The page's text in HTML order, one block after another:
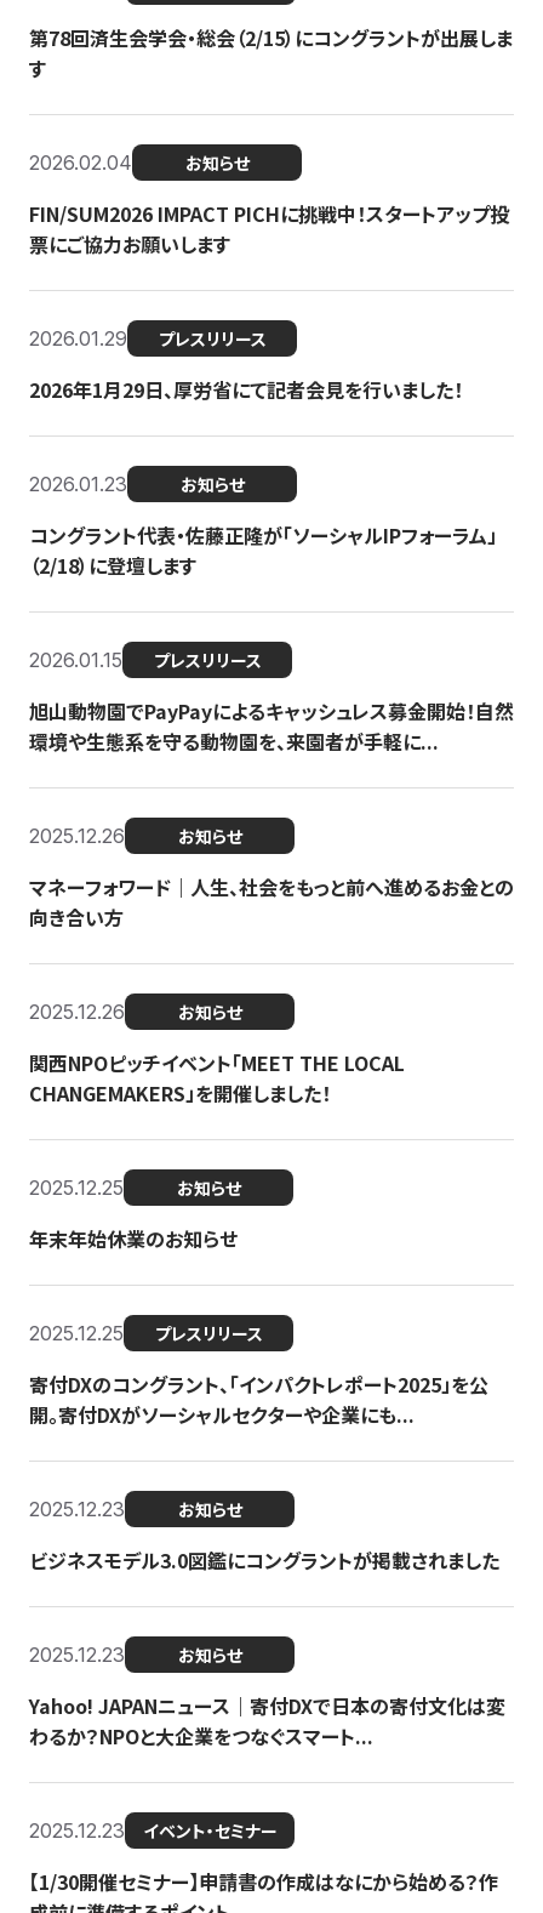
第78回済生会学会・総会（2/15）にコングラントが出展しま
す
2026.02.04 お知らせ
FIN/SUM2026 IMPACT PICHに挑戦中！スタートアップ投
票にご協力お願いします
2026.01.29 プレスリリース
2026年1月29日、厚労省にて記者会見を行いました！
2026.01.23 お知らせ
コングラント代表・佐藤正隆が「ソーシャルIPフォーラム」
（2/18）に登壇します
2026.01.15 プレスリリース
旭山動物園でPayPayによるキャッシュレス募金開始！自然
環境や生態系を守る動物園を、来園者が手軽に...
2025.12.26 お知らせ
マネーフォワード｜人生、社会をもっと前へ進めるお金との
向き合い方
2025.12.26 お知らせ
関西NPOピッチイベント「MEET THE LOCAL
CHANGEMAKERS」を開催しました！
2025.12.25 お知らせ
年末年始休業のお知らせ
2025.12.25 プレスリリース
寄付DXのコングラント、「インパクトレポート2025」を公
開。寄付DXがソーシャルセクターや企業にも...
2025.12.23 お知らせ
ビジネスモデル3.0図鑑にコングラントが掲載されました
2025.12.23 お知らせ
Yahoo! JAPANニュース｜寄付DXで日本の寄付文化は変
わるか？NPOと大企業をつなぐスマート...
2025.12.23 イベント・セミナー
【1/30開催セミナー】申請書の作成はなにから始める？作